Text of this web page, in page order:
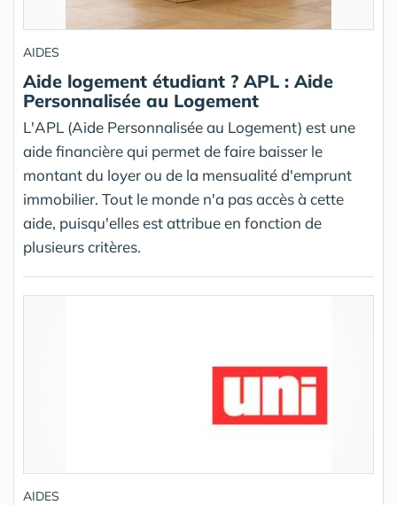
AIDES
Aide logement étudiant ? APL : Aide
Personnalisée au Logement
L'APL (Aide Personnalisée au Logement) est une
aide financière qui permet de faire baisser le
montant du loyer ou de la mensualité d'emprunt
immobilier. Tout le monde n'a pas accès à cette
aide, puisqu'elles est attribue en fonction de
plusieurs critères.
AIDES